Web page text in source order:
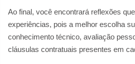
Ao final, você encontrará reflexões
experiências, pois a melhor escolha
conhecimento técnico, avaliação
cláusulas contratuais presentes em